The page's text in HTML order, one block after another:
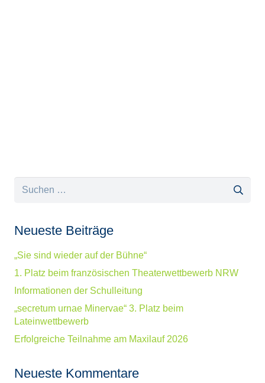
Suchen
Neueste Beiträge
„Sie sind wieder auf der Bühne“
1. Platz beim französischen Theaterwettbewerb NRW
Informationen der Schulleitung
„secretum urnae Minervae“ 3. Platz beim
Lateinwettbewerb
Erfolgreiche Teilnahme am Maxilauf 2026
Neueste Kommentare